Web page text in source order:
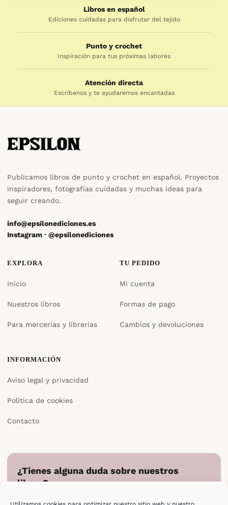
Libros en español
Ediciones cuidadas para disfrutar del tejido
Punto y crochet
Inspiración para tus próximas labores
Atención directa
Escríbenos y te ayudaremos encantadas
Publicamos libros de punto y crochet en español. Proyectos
inspiradores, fotografías cuidadas y muchas ideas para
seguir creando.
info@epsilonediciones.es
Instagram · @epsilonediciones
EXPLORA
Inicio
Nuestros libros
Para mercerías y librerías
TU PEDIDO
Mi cuenta
Formas de pago
Cambios y devoluciones
INFORMACIÓN
Aviso legal y privacidad
Política de cookies
Contacto
¿Tienes alguna duda sobre nuestros
libros?